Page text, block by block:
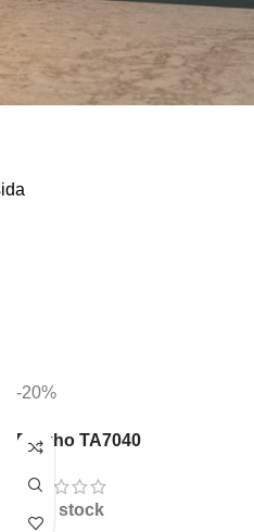
-20%
Diskho TA7040
In stock